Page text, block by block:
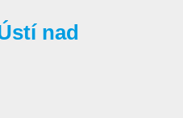
nad